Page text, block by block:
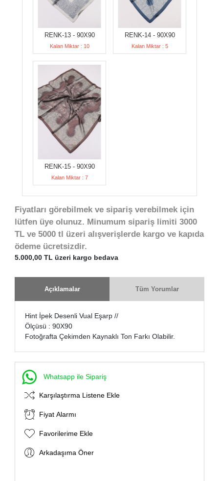
RENK-13 - 90X90
Kalan Miktar : 10
RENK-14 - 90X90
Kalan Miktar : 5
RENK-15 - 90X90
Kalan Miktar : 7
Fiyatları görebilmek ve sipariş verebilmek için
lütfen üye olunuz. Minumum sipariş limiti 3000
TL ve 5000 tl üzeri alışverişlerde kargo ve kapıda
ödeme ücretsizdir.
5.000,00 TL üzeri kargo bedava
Açıklamalar Tüm Yorumlar
Hint İpek Desenli Vual Eşarp //
Ölçüsü : 90X90
Fotoğrafta Çekimden Kaynaklı Ton Farkı Olabilir.
Whatsapp ile Sipariş
Karşılaştırma Listene Ekle
Fiyat Alarmı
Favorilerime Ekle
Arkadaşıma Öner